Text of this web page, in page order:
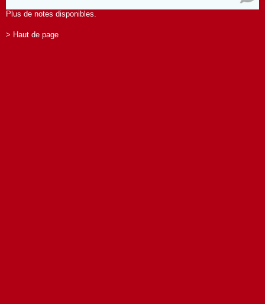
Plus de notes disponibles.
> Haut de page